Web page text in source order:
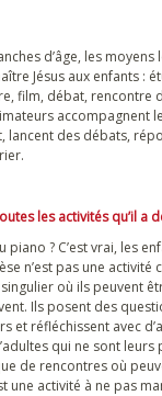
d’âge, les
Jésus aux enfants :
film, débat, rencontre
accompagnent
lancent des débats,
les activités qu’il a
piano ? C’est vrai, les
n’est pas une activité
singulier où ils peuvent
Ils posent des
et réfléchissent avec
qui ne sont
de rencontres où
une activité à ne pas